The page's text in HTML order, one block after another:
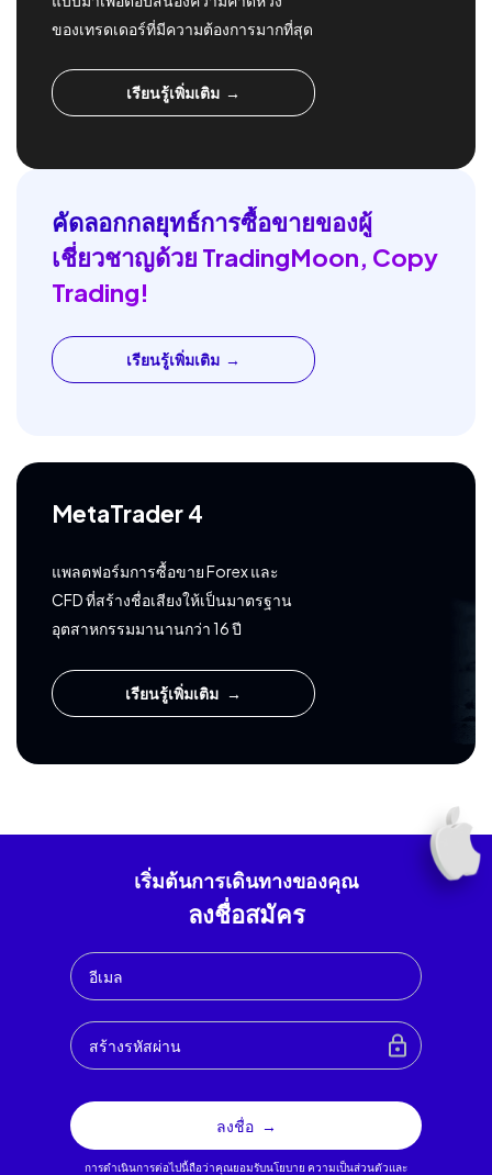
ของเทรดเดอร์ที่มีความต้องการมากที่สุด
เรียนรู้เพิ่มเติม
คัดลอกกลยุทธ์การซื้อขายของผู้
เชี่ยวชาญด้วย TradingMoon, Copy
Trading!
เรียนรู้เพิ่มเติม
MetaTrader 4
แพลตฟอร์มการซื้อขาย Forex และ
CFD ที่สร้างชื่อเสียงให้เป็นมาตรฐาน
อุตสาหกรรมมานานกว่า 16 ปี
เรียนรู้เพิ่มเติม
เริ่มต้นการเดินทางของคุณ
ลงชื่อสมัคร
ลงชื่อ
การดำเนินการต่อไปนี้ถือว่าคุณยอมรับนโยบาย ความเป็นส่วนตัวและ